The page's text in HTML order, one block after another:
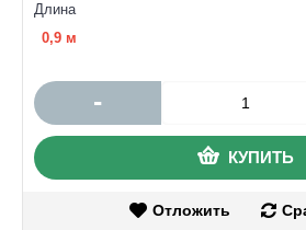
Длина
0,9 м
-
КУПИТЬ
Отложить